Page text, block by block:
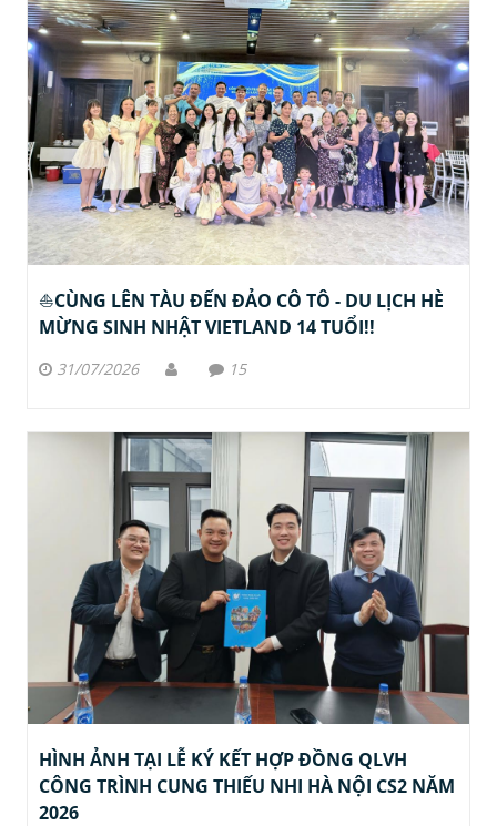
⛵️CÙNG LÊN TÀU ĐẾN ĐẢO CÔ TÔ - DU LỊCH HÈ
MỪNG SINH NHẬT VIETLAND 14 TUỔI!!
31/07/2026 15
HÌNH ẢNH TẠI LỄ KÝ KẾT HỢP ĐỒNG QLVH
CÔNG TRÌNH CUNG THIẾU NHI HÀ NỘI CS2 NĂM
2026